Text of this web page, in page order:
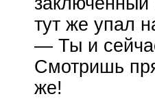
тут же упал
— Ты и
Смотришь
же!